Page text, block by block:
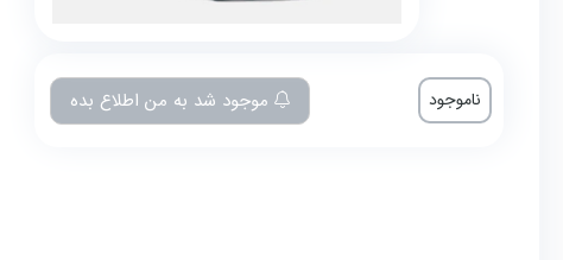
ناموجود موجود شد به من اطلاع بده